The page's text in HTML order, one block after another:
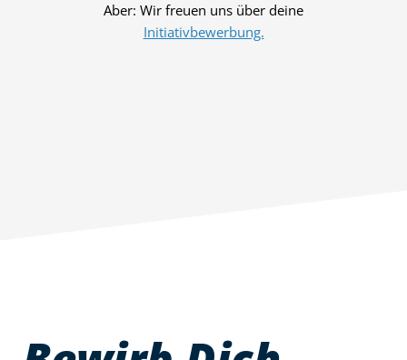
Aber: Wir freuen uns über deine
Initiativbewerbung.